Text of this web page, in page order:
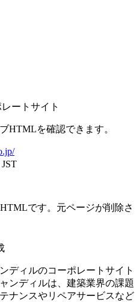
ートサイト
HTMLを確認できます。
JST
です。元ページが削除さ
ディルのコーポレートサイト
ンディルは、建築業界の課題
ナンスやリペアサービスなど